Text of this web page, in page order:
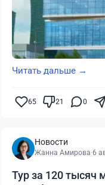
Читать дальше →
65 21 0
Новости
Жанна Амирова·6
Тур за 120 тысяч